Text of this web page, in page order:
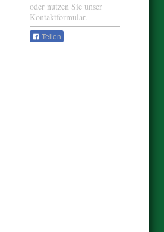
oder nutzen Sie unser
Kontaktformular.
Teilen